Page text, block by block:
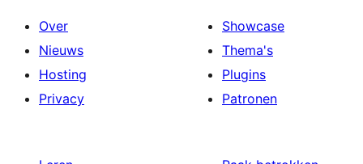
Over
Nieuws
Hosting
Privacy
Showcase
Thema's
Plugins
Patronen